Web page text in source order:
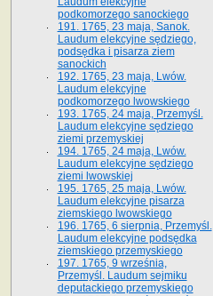
podkomorzego sanockiego
191. 1765, 23 maja, Sanok.
Laudum elekcyjne sędziego,
podsędka i pisarza ziem
sanockich
192. 1765, 23 maja, Lwów.
Laudum elekcyjne
podkomorzego lwowskiego
193. 1765, 24 maja, Przemyśl.
Laudum elekcyjne sędziego
ziemi przemyskiej
194. 1765, 24 maja, Lwów.
Laudum elekcyjne sędziego
ziemi lwowskiej
195. 1765, 25 maja, Lwów.
Laudum elekcyjne pisarza
ziemskiego lwowskiego
196. 1765, 6 sierpnia, Przemyśl.
Laudum elekcyjne podsędka
ziemskiego przemyskiego
197. 1765, 9 września,
Przemyśl. Laudum sejmiku
deputackiego przemyskiego